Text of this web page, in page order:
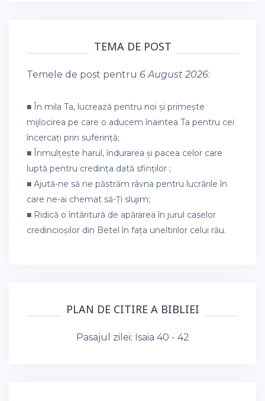
TEMA DE POST
Temele de post pentru 6 August 2026:
■ În mila Ta, lucrează pentru noi și primește
mijlocirea pe care o aducem înaintea Ta pentru cei
încercați prin suferință;
■ Înmulțește harul, îndurarea și pacea celor care
luptă pentru credința dată sfinților ;
■ Ajută-ne să ne păstrăm râvna pentru lucrările în
care ne-ai chemat să-Ți slujim;
■ Ridică o întăritură de apărarea în jurul caselor
credincioșilor din Betel în fața uneltirilor celui rău.
PLAN DE CITIRE A BIBLIEI
Pasajul zilei: Isaia 40 - 42